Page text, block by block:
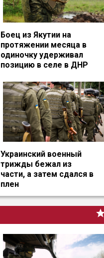
Боец из Якутии на
протяжении месяца в
одиночку удерживал
позицию в селе в ДНР
Украинский военный
трижды бежал из
части, а затем сдался в
плен